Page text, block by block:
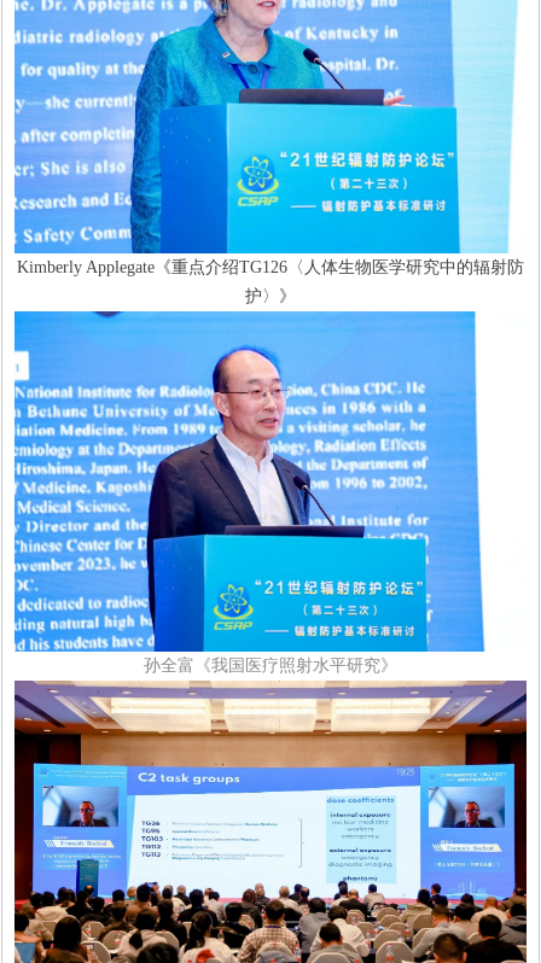
Kimberly Applegate《重点介绍TG126〈人体生物医学研究中的辐射防
护〉》
孙全富《我国医疗照射水平研究》